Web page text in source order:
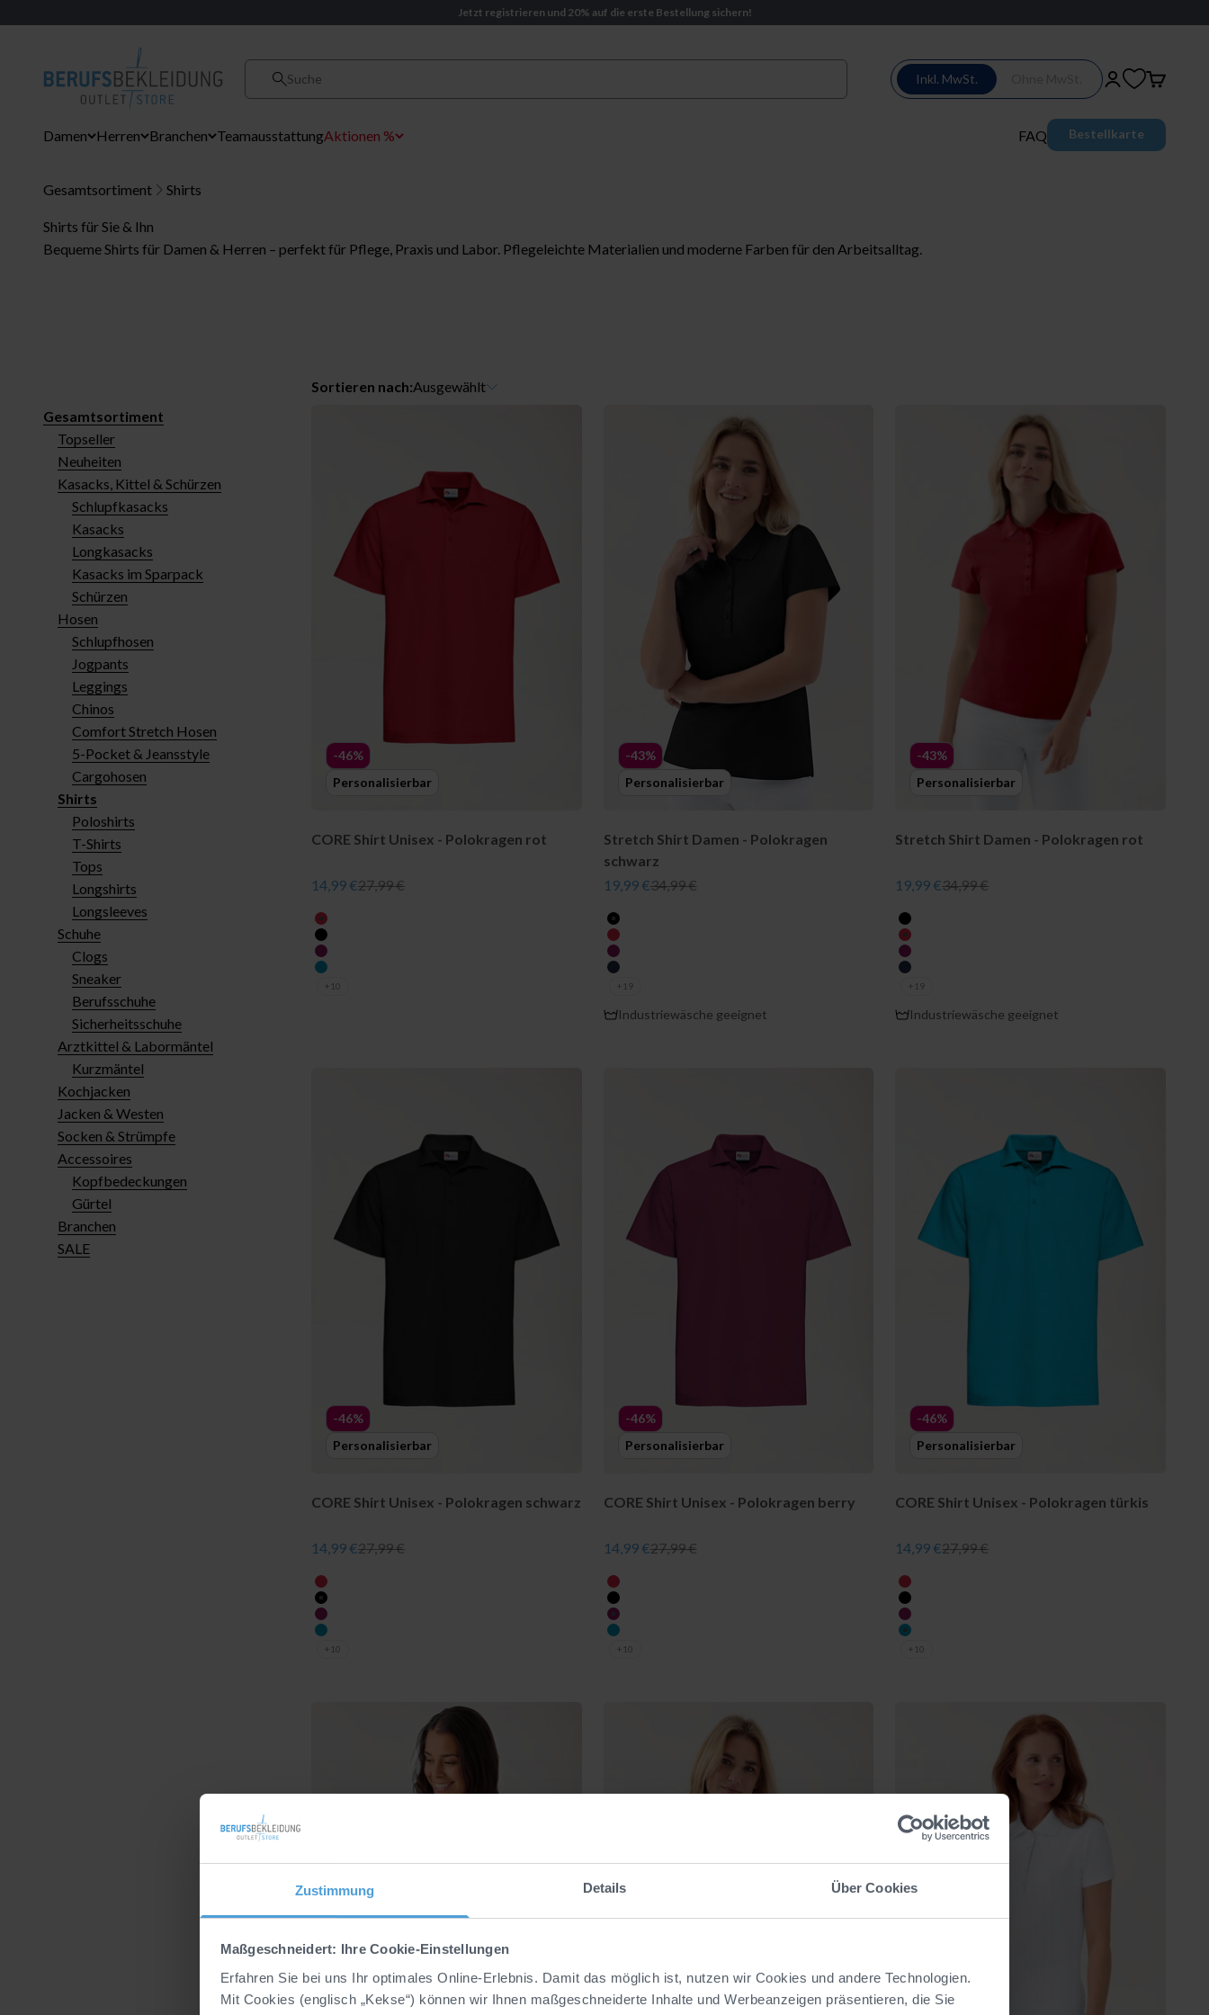
Zustimmung Details Über Cookies
Maßgeschneidert: Ihre Cookie-Einstellungen
Erfahren Sie bei uns Ihr optimales Online-Erlebnis. Damit das möglich ist, nutzen wir Cookies und andere Technologien.
Mit Cookies (englisch „Kekse“) können wir Ihnen maßgeschneiderte Inhalte und Werbeanzeigen präsentieren, die Sie
Jetzt registrieren und 20% auf die erste Bestellung sichern!
Damen Herren Branchen TeamausstattungAktionen % FAQ Bestellkarte
Berufsbekleidung DE
Suche Inkl. MwSt. Login
Gesamtsortiment Shirts
Shirts für Sie & Ihn
Bequeme Shirts für Damen & Herren – perfekt für Pflege, Praxis und Labor. Pflegeleichte Materialien und moderne Farben für den Arbeitsalltag.
Sortieren nach:Ausgewählt
Gesamtsortiment
Topseller
Neuheiten
Kasacks, Kittel & Schürzen
Schlupfkasacks
Kasacks
Longkasacks
Kasacks im Sparpack
Schürzen
Hosen
Schlupfhosen
Jogpants
Leggings
Chinos
Comfort Stretch Hosen
5-Pocket & Jeansstyle
Cargohosen
Shirts
Poloshirts
T-Shirts
Tops
Longshirts
Longsleeves
Schuhe
Clogs
Sneaker
Berufsschuhe
Sicherheitsschuhe
Arztkittel & Labormäntel
Kurzmäntel
Kochjacken
Jacken & Westen
Socken & Strümpfe
Accessoires
Kopfbedeckungen
Gürtel
Branchen
SALE
-46%
Personalisierbar
CORE Shirt Unisex - Polokragen rot
Angebot
14,99 €Regulärer Preis
27,99 €
farbe
rot
schwarz
berry
türkis
+10
-43%
Personalisierbar
Stretch Shirt Damen - Polokragen
schwarz
Angebot
19,99 €Regulärer Preis
34,99 €
farbe
schwarz
rot
berry
navy
+19
Industriewäsche geeignet
-43%
Personalisierbar
Stretch Shirt Damen - Polokragen rot
Angebot
19,99 €Regulärer Preis
34,99 €
farbe
schwarz
rot
berry
navy
+19
Industriewäsche geeignet
-46%
Personalisierbar
CORE Shirt Unisex - Polokragen schwarz
Angebot
14,99 €Regulärer Preis
27,99 €
farbe
rot
schwarz
berry
türkis
+10
-46%
Personalisierbar
CORE Shirt Unisex - Polokragen berry
Angebot
14,99 €Regulärer Preis
27,99 €
farbe
rot
schwarz
berry
türkis
+10
-46%
Personalisierbar
CORE Shirt Unisex - Polokragen türkis
Angebot
14,99 €Regulärer Preis
27,99 €
farbe
rot
schwarz
berry
türkis
+10